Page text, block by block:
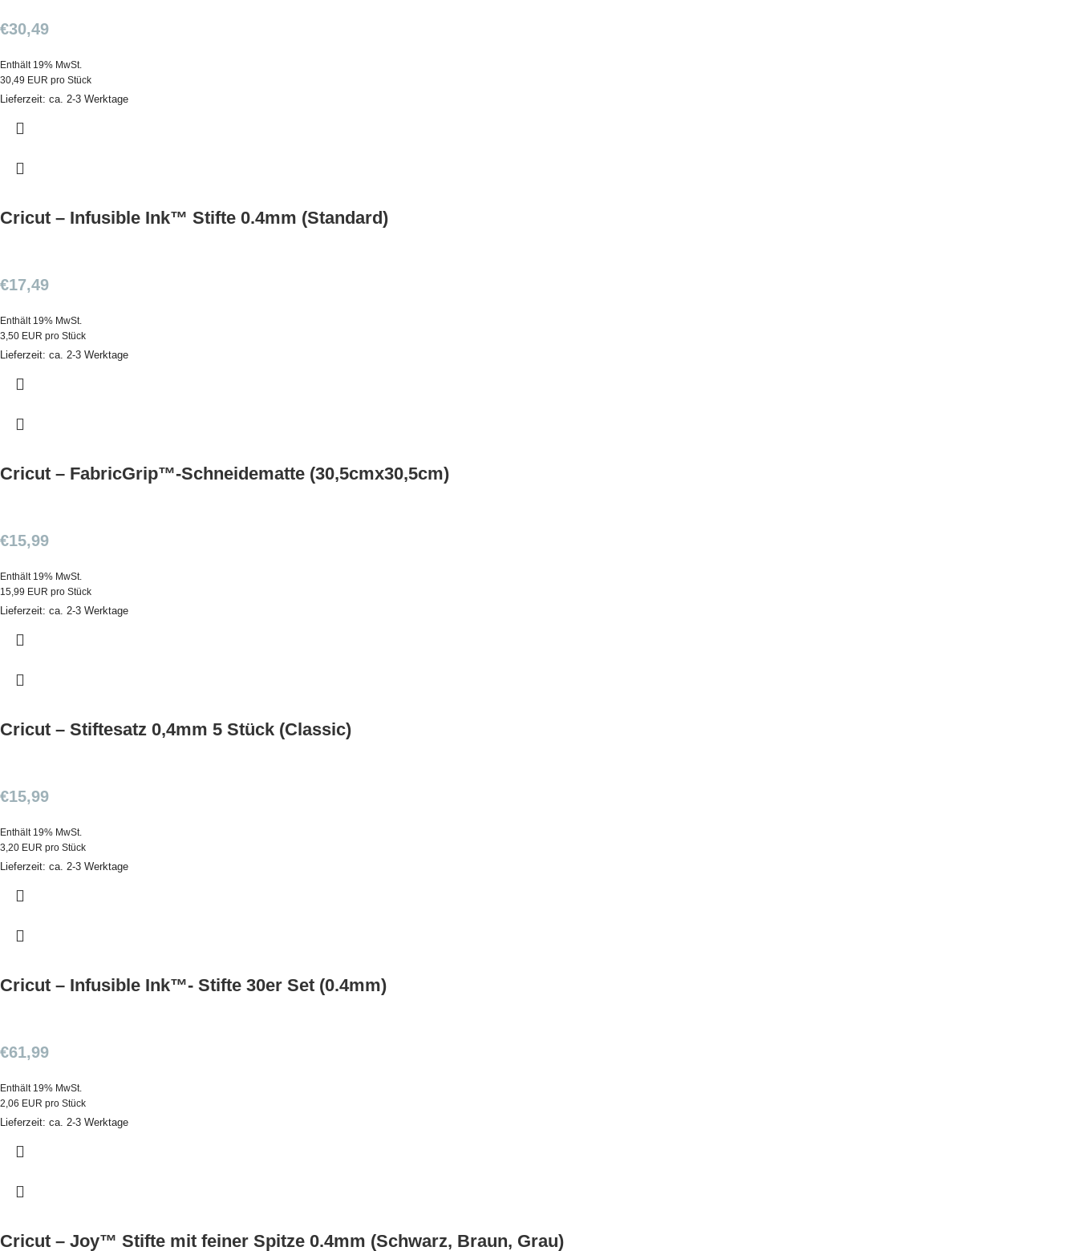
€30,49
Enthält 19% MwSt.
30,49 EUR pro Stück
Lieferzeit: ca. 2-3 Werktage
Cricut – Infusible Ink™ Stifte 0.4mm (Standard)
€17,49
Enthält 19% MwSt.
3,50 EUR pro Stück
Lieferzeit: ca. 2-3 Werktage
Cricut – FabricGrip™-Schneidematte (30,5cmx30,5cm)
€15,99
Enthält 19% MwSt.
15,99 EUR pro Stück
Lieferzeit: ca. 2-3 Werktage
Cricut – Stiftesatz 0,4mm 5 Stück (Classic)
€15,99
Enthält 19% MwSt.
3,20 EUR pro Stück
Lieferzeit: ca. 2-3 Werktage
Cricut – Infusible Ink™- Stifte 30er Set (0.4mm)
€61,99
Enthält 19% MwSt.
2,06 EUR pro Stück
Lieferzeit: ca. 2-3 Werktage
Cricut – Joy™ Stifte mit feiner Spitze 0.4mm (Schwarz, Braun, Grau)